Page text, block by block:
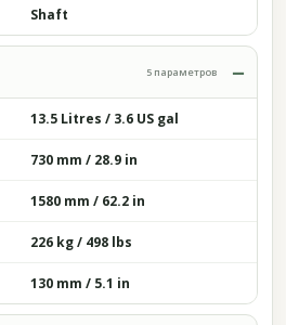
Shaft
5 параметров
13.5 Litres / 3.6 US gal
730 mm / 28.9 in
1580 mm / 62.2 in
226 kg / 498 lbs
130 mm / 5.1 in